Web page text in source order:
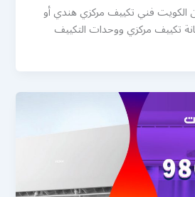
الكويت فني تكييف مركزي هندي أو
صيانة تكييف مركزي ووحدات التكييف